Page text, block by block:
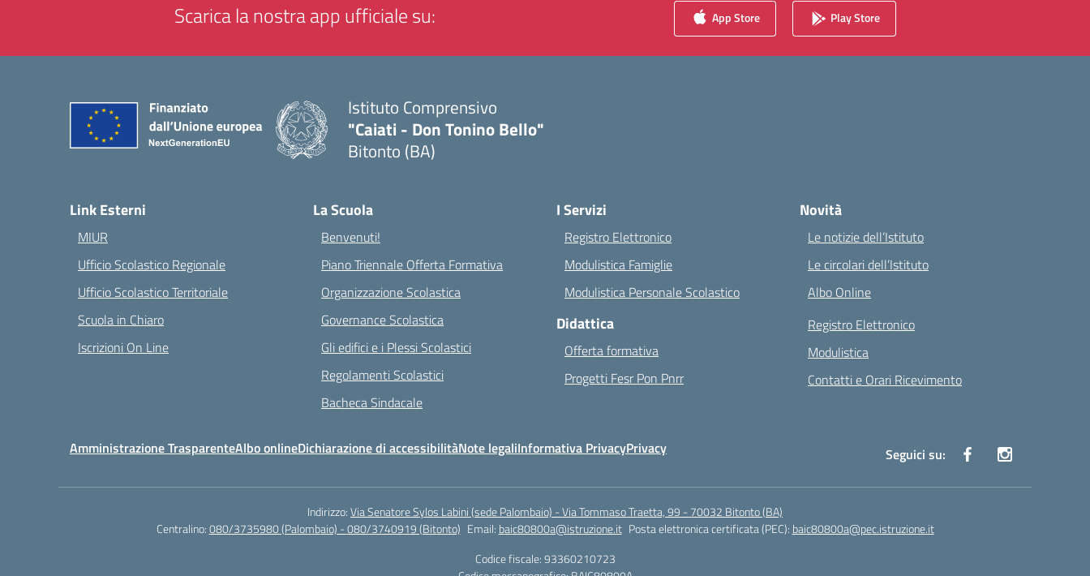
Scarica la nostra app ufficiale su: App Store Play Store
Istituto Comprensivo
"Caiati - Don Tonino Bello"
Bitonto (BA)
Link Esterni
MIUR
Ufficio Scolastico Regionale
Ufficio Scolastico Territoriale
Scuola in Chiaro
Iscrizioni On Line
La Scuola
Benvenuti!
Piano Triennale Offerta Formativa
Organizzazione Scolastica
Governance Scolastica
Gli edifici e i Plessi Scolastici
Regolamenti Scolastici
Bacheca Sindacale
I Servizi
Registro Elettronico
Modulistica Famiglie
Modulistica Personale Scolastico
Didattica
Offerta formativa
Progetti Fesr Pon Pnrr
Novità
Le notizie dell’Istituto
Le circolari dell’Istituto
Albo Online
Registro Elettronico
Modulistica
Contatti e Orari Ricevimento
Amministrazione TrasparenteAlbo onlineDichiarazione di accessibilitàNote legaliInformativa PrivacyPrivacy Seguici su:
Indirizzo:Via Senatore Sylos Labini (sede Palombaio) - Via Tommaso Traetta, 99 - 70032 Bitonto (BA)
Centralino:080/3735980 (Palombaio) - 080/3740919 (Bitonto) Email: baic80800a@istruzione.it Posta elettronica certificata (PEC): baic80800a@pec.istruzione.it
Codice fiscale: 93360210723